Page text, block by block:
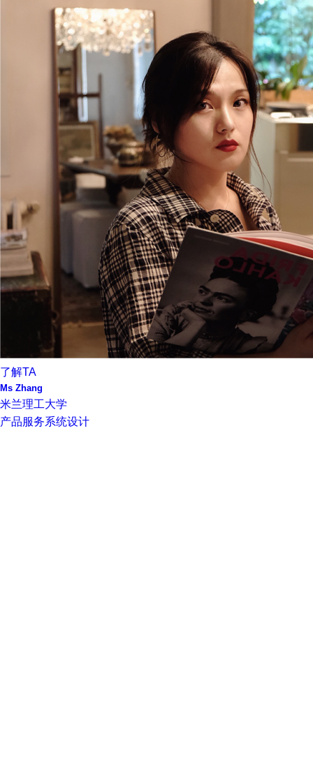
了解TA
Ms Zhang
米兰理工大学
产品服务系统设计